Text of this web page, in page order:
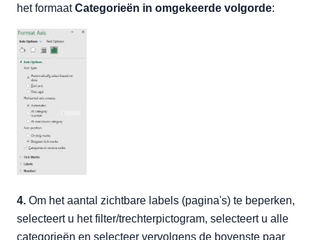
het formaatCategorieën in omgekeerde volgorde:
4. Om het aantal zichtbare labels (pagina's) te beperken,
selecteert u het filter/trechterpictogram, selecteert u alle
categorieën en selecteer vervolgens de bovenste paar